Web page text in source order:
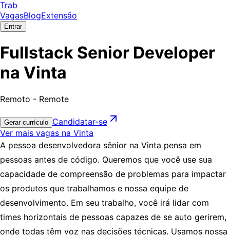
Trab
VagasBlogExtensão
Entrar
Fullstack Senior Developer
na Vinta
Remoto - Remote
Gerar currículo Candidatar-se
Ver mais vagas na Vinta
A pessoa desenvolvedora sênior na Vinta pensa em
pessoas antes de código. Queremos que você use sua
capacidade de compreensão de problemas para impactar
os produtos que trabalhamos e nossa equipe de
desenvolvimento. Em seu trabalho, você irá lidar com
times horizontais de pessoas capazes de se auto gerirem,
onde todas têm voz nas decisões técnicas. Usamos nossa